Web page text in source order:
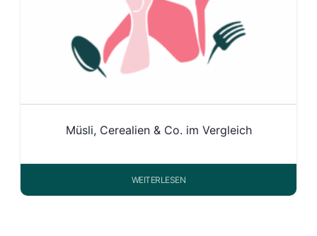
Müsli, Cerealien & Co. im Vergleich
WEITERLESEN